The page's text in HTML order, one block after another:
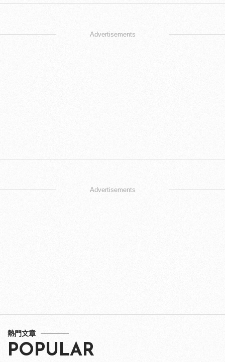
Advertisements
Advertisements
熱門文章
POPULAR